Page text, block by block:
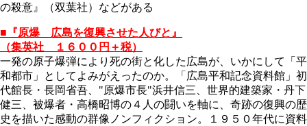
の殺意』（双葉社）などがある
■『原爆 広島を復興させた人びと』
（集英社 １６００円＋税）
一発の原子爆弾により死の街と化した広島が、いかにして「平
和都市」としてよみがえったのか。「広島平和記念資料館」初
代館長・長岡省吾、"原爆市長"浜井信三、世界的建築家・丹下
健三、被爆者・高橋昭博の４人の闘いを軸に、奇跡の復興の歴
史を描いた感動の群像ノンフィクション。１９５０年代に資料